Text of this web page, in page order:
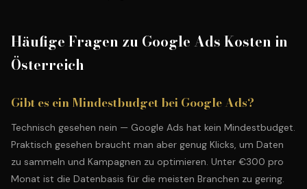
Häufige Fragen zu Google Ads Kosten in
Österreich
Gibt es ein Mindestbudget bei Google Ads?
Technisch gesehen nein — Google Ads hat kein Mindestbudget.
Praktisch gesehen braucht man aber genug Klicks, um Daten
zu sammeln und Kampagnen zu optimieren. Unter €300 pro
Monat ist die Datenbasis für die meisten Branchen zu gering.